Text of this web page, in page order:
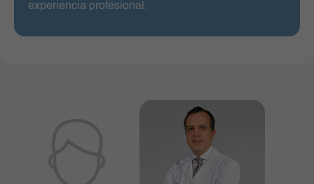
experiencia profesional.